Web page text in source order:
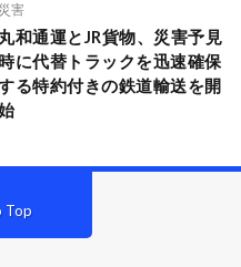
災害
丸和通運とJR貨物、災害予見
に代替トラックを迅速確保
る特約付きの鉄道輸送を開
Top